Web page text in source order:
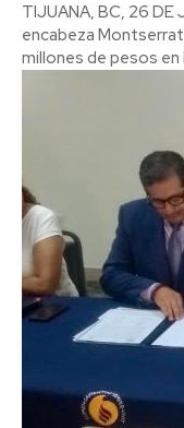
TIJUANA, BC, 26
encabeza
millones de pesos en